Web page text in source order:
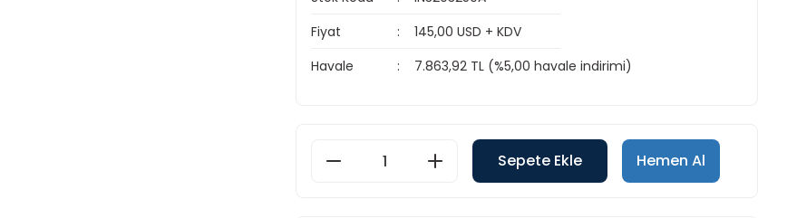
Fiyat
145,00 USD + KDV
Havale
7.863,92 TL (%5,00 havale indirimi)
Sepete Ekle Hemen Al